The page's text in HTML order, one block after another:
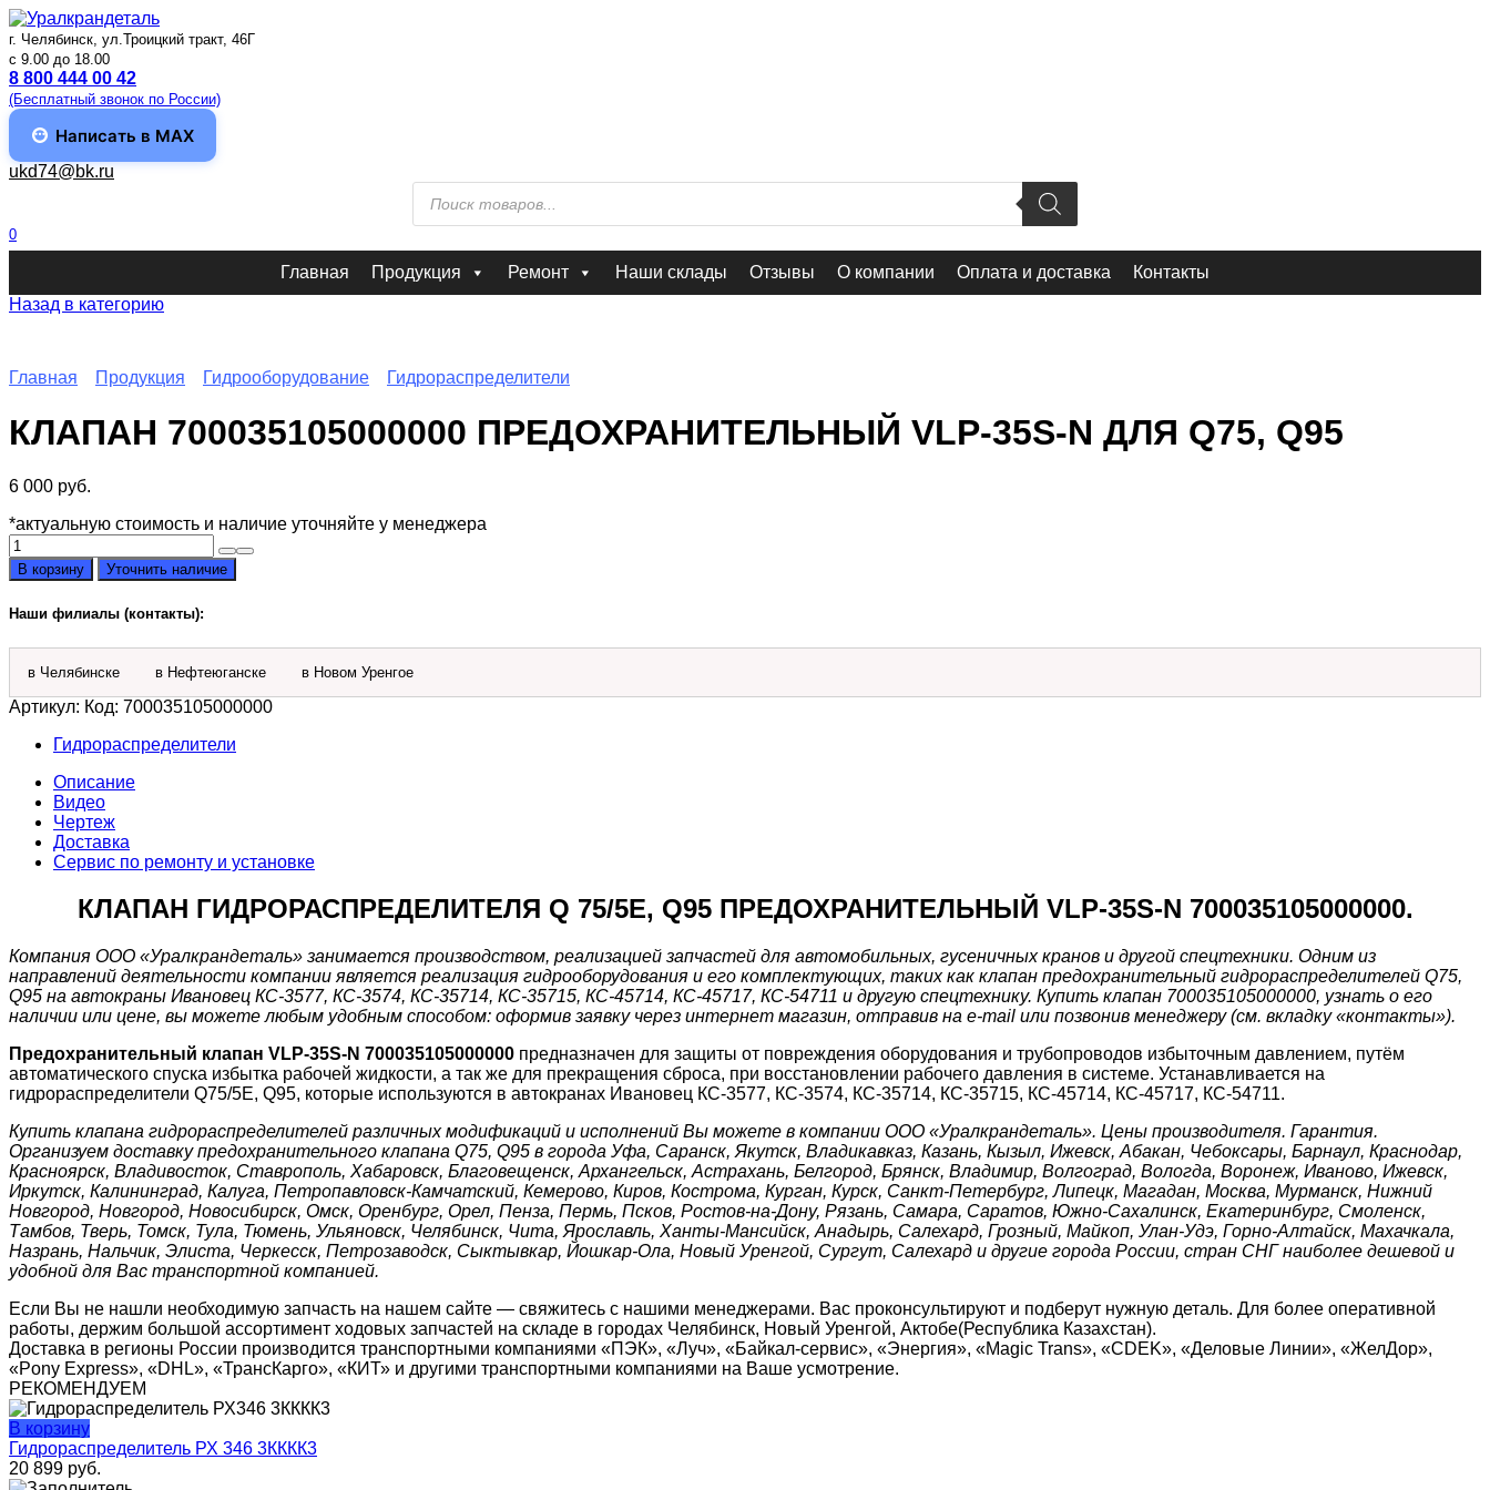
Перейти
к
содержанию
г. Челябинск, ул.Троицкий тракт, 46Г
c 9.00 до 18.00
8 800 444 00 42
(Бесплатный звонок по России)
Написать в MAX
ukd74@bk.ru
Поиск
товаров
0
Главная Продукция Ремонт Наши склады Отзывы О компании Оплата и доставка
Контакты
Назад в категорию
Главная Продукция Гидрооборудование Гидрораспределители
КЛАПАН 700035105000000 ПРЕДОХРАНИТЕЛЬНЫЙ VLP-35S-N ДЛЯ Q75, Q95
6 000 руб.
*актуальную стоимость и наличие уточняйте у менеджера
Количество
товара
Клапан
700035105000000
предохранительный
VLP-
35S-
для
Q95
В корзину Уточнить наличие
Наши филиалы (контакты):
в Челябинске в Нефтеюганске в Новом Уренгое
Артикул: Код: 700035105000000
Гидрораспределители
Описание
Видео
Чертеж
Доставка
Сервис по ремонту и установке
КЛАПАН ГИДРОРАСПРЕДЕЛИТЕЛЯ Q 75/5E, Q95 ПРЕДОХРАНИТЕЛЬНЫЙ VLP-35S-N 700035105000000.
Компания ООО «Уралкрандеталь» занимается производством, реализацией запчастей для автомобильных, гусеничных кранов и другой спецтехники. Одним из
направлений деятельности компании является реализация гидрооборудования и его комплектующих, таких как клапан предохранительный гидрораспределителей Q75,
Q95 на автокраны Ивановец КС-3577, КС-3574, КС-35714, КС-35715, КС-45714, КС-45717, КС-54711 и другую спецтехнику. Купить клапан 700035105000000, узнать о его
наличии или цене, вы можете любым удобным способом: оформив заявку через интернет магазин, отправив на e-mail или позвонив менеджеру (см. вкладку «контакты»).
Предохранительный клапан VLP-35S-N 700035105000000 предназначен для защиты от повреждения оборудования и трубопроводов избыточным давлением, путём
автоматического спуска избытка рабочей жидкости, а так же для прекращения сброса, при восстановлении рабочего давления в системе. Устанавливается на
гидрораспределители Q75/5E, Q95, которые используются в автокранах Ивановец КС-3577, КС-3574, КС-35714, КС-35715, КС-45714, КС-45717, КС-54711.
Купить клапана гидрораспределителей различных модификаций и исполнений Вы можете в компании ООО «Уралкрандеталь». Цены производителя. Гарантия.
Организуем доставку предохранительного клапана Q75, Q95 в города Уфа, Саранск, Якутск, Владикавказ, Казань, Кызыл, Ижевск, Абакан, Чебоксары, Барнаул, Краснодар,
Красноярск, Владивосток, Ставрополь, Хабаровск, Благовещенск, Архангельск, Астрахань, Белгород, Брянск, Владимир, Волгоград, Вологда, Воронеж, Иваново, Ижевск,
Иркутск, Калининград, Калуга, Петропавловск-Камчатский, Кемерово, Киров, Кострома, Курган, Курск, Санкт-Петербург, Липецк, Магадан, Москва, Мурманск, Нижний
Новгород, Новгород, Новосибирск, Омск, Оренбург, Орел, Пенза, Пермь, Псков, Ростов-на-Дону, Рязань, Самара, Саратов, Южно-Сахалинск, Екатеринбург, Смоленск,
Тамбов, Тверь, Томск, Тула, Тюмень, Ульяновск, Челябинск, Чита, Ярославль, Ханты-Мансийск, Анадырь, Салехард, Грозный, Майкоп, Улан-Удэ, Горно-Алтайск, Махачкала,
Назрань, Нальчик, Элиста, Черкесск, Петрозаводск, Сыктывкар, Йошкар-Ола, Новый Уренгой, Сургут, Салехард и другие города России, стран СНГ наиболее дешевой и
удобной для Вас транспортной компанией.
Если Вы не нашли необходимую запчасть на нашем сайте — свяжитесь с нашими менеджерами. Вас проконсультируют и подберут нужную деталь. Для более оперативной
работы, держим большой ассортимент ходовых запчастей на складе в городах Челябинск, Новый Уренгой, Актобе(Республика Казахстан).
Доставка в регионы России производится транспортными компаниями «ПЭК», «Луч», «Байкал-сервис», «Энергия», «Magic Trans», «CDEK», «Деловые Линии», «ЖелДор»,
«Pony Express», «DHL», «ТрансКарго», «КИТ» и другими транспортными компаниями на Ваше усмотрение.
РЕКОМЕНДУЕМ
В корзину
Гидрораспределитель РХ 346 3КККК3
20 899 руб.